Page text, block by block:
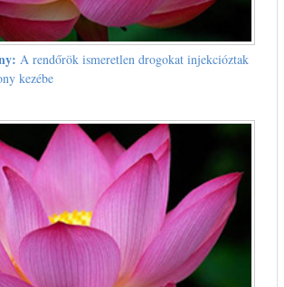
A rendőrök ismeretlen drogokat injekcióztak
kezébe